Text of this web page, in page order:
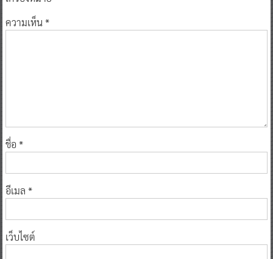
ความเห็น*
ชื่อ *
อีเมล *
เว็บไซต์